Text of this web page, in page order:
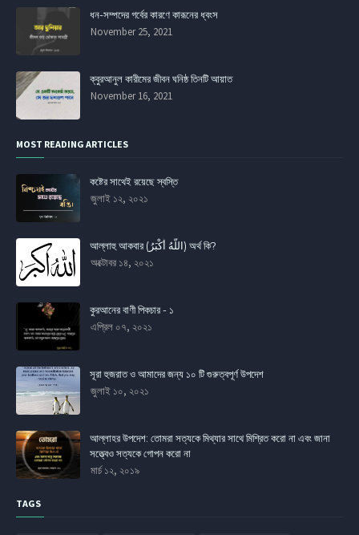
ধন-সম্পদের গর্বের কারণে কারূনের ধ্বংস
November 25, 2021
ক্বুরআনুল কারীমের জীবন ঘনিষ্ঠ তিনটি আয়াত
November 16, 2021
MOST READING ARTICLES
কষ্টের সাথেই রয়েছে স্বস্তি
জুলাই ১২, ২০২১
আল্লাহু আকবার (اللَّهُ أَكْبَرُ) অর্থ কি?
অক্টোবর ১৪, ২০২১
কুরআনের বাণী পিকচার - ১
এপ্রিল ০৭, ২০২১
সূরা হুজরাত ও আমাদের জন্য ১০ টি গুরুত্বপূর্ণ উপদেশ
জুলাই ১০, ২০২১
আল্লাহর উপদেশ: তোমরা সত্যকে মিথ্যার সাথে মিশ্রিত করো না এবং জানা
সত্ত্বেও সত্যকে গোপন করো না
মার্চ ১২, ২০১৯
TAGS